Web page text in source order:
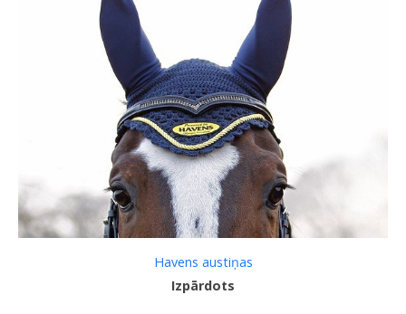
Havens austiņas
Izpārdots